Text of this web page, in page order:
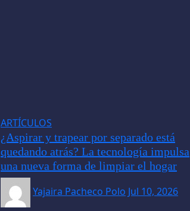
ARTÍCULOS
¿Aspirar y trapear por separado está
quedando atrás? La tecnología impulsa
una nueva forma de limpiar el hogar
Yajaira Pacheco Polo Jul 10, 2026